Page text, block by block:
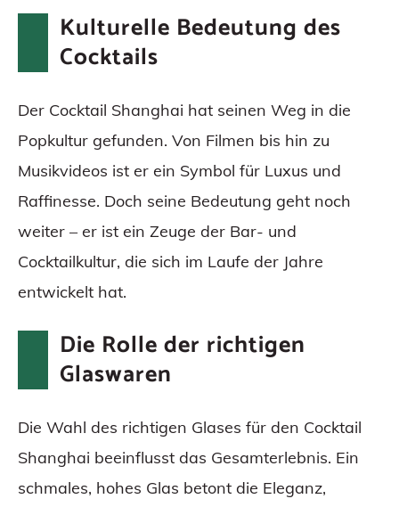
Kulturelle Bedeutung des
Cocktails
Der Cocktail Shanghai hat seinen Weg in die
Popkultur gefunden. Von Filmen bis hin zu
Musikvideos ist er ein Symbol für Luxus und
Raffinesse. Doch seine Bedeutung geht noch
weiter – er ist ein Zeuge der Bar- und
Cocktailkultur, die sich im Laufe der Jahre
entwickelt hat.
Die Rolle der richtigen
Glaswaren
Die Wahl des richtigen Glases für den Cocktail
Shanghai beeinflusst das Gesamterlebnis. Ein
schmales, hohes Glas betont die Eleganz,